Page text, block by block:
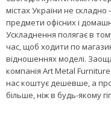
підтримку спини.
Що ж стосується
залежить від сфери
прийомних доцільніше
тонів. А ось домашнє
смаку і дати волю фантазії.
Забезпечте собі
виходячи з дому, з